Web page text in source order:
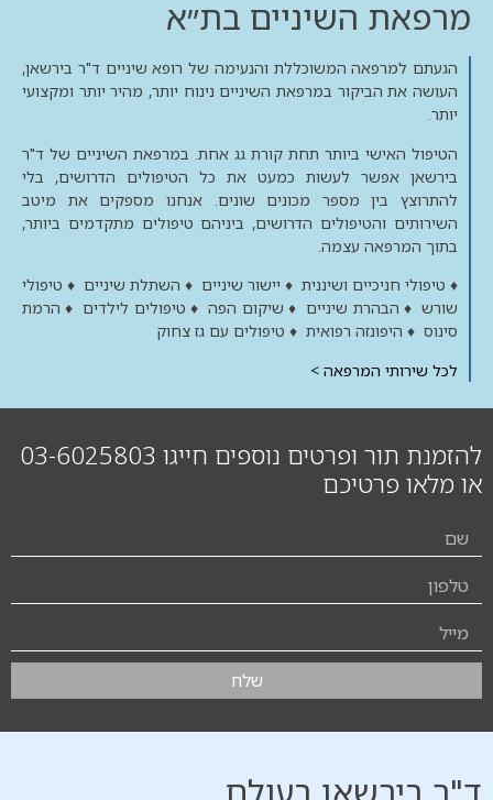
מרפאת השיניים בת״א
הגעתם למרפאה המשוכללת והנעימה של רופא שיניים ד"ר בירשאן,
העושה את הביקור במרפאת השיניים נינוח יותר, מהיר יותר ומקצועי
יותר.
הטיפול האישי ביותר תחת קורת גג אחת. במרפאת השיניים של ד"ר
בירשאן אפשר לעשות כמעט את כל הטיפולים הדרושים, בלי
להתרוצץ בין מספר מכונים שונים. אנחנו מספקים את מיטב
השירותים והטיפולים הדרושים, ביניהם טיפולים מתקדמים ביותר,
בתוך המרפאה עצמה.
♦ טיפולי חניכיים ושיננית ♦ יישור שיניים ♦ השתלת שיניים ♦ טיפולי
שורש ♦ הבהרת שיניים ♦ שיקום הפה ♦ טיפולים לילדים ♦ הרמת
סינוס ♦ היפונזה רפואית ♦ טיפולים עם גז צחוק
לכל שירותי המרפאה >
להזמנת תור ופרטים נוספים חייגו 03-6025803
או מלאו פרטיכם
שלח